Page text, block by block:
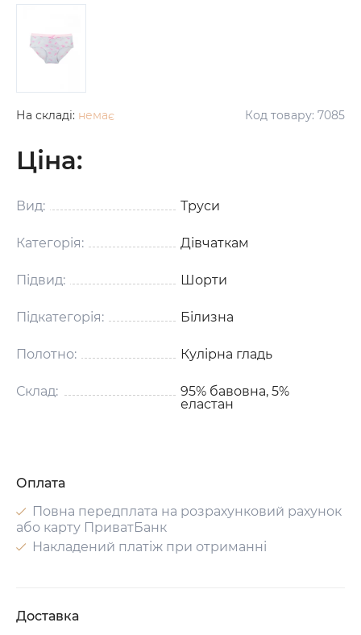
На складі: немає Код товару: 7085
Ціна:
Вид: Труси
Категорія: Дівчаткам
Підвид: Шорти
Підкатегорія: Білизна
Полотно: Кулірна гладь
Склад:
95% бавовна, 5%
еластан
Оплата
Повна передплата на розрахунковий рахунок
або карту ПриватБанк
Накладений платіж при отриманні
Доставка